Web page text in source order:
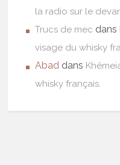
la radio sur le
Trucs de mec dans
visage du whisky
Abad dans
whisky français.